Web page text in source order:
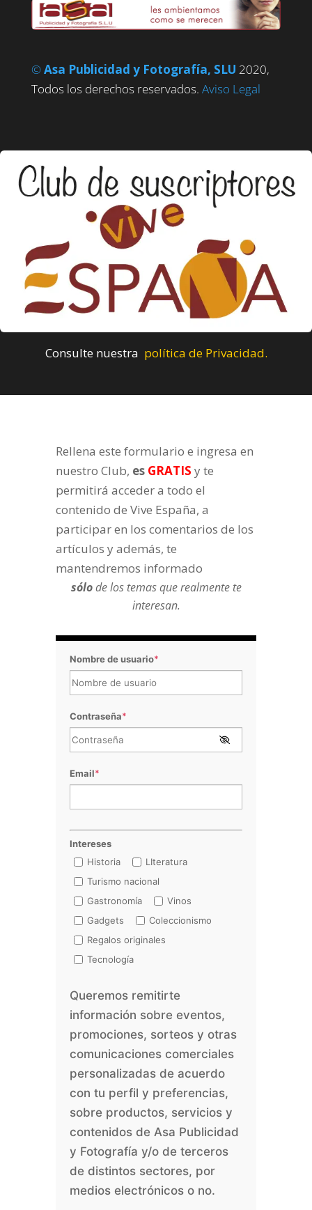
©Asa Publicidad y Fotografía, SLU 2020,
Todos los derechos reservados. Aviso Legal
Consulte nuestra política de Privacidad.
Rellena este formulario e ingresa en
nuestro Club, es GRATIS y te
permitirá acceder a todo el
contenido de Vive España, a
participar en los comentarios de los
artículos y además, te
mantendremos informado
sólode los temas que realmente te
interesan.
Nombre de usuario*
Contraseña*
Email*
Intereses
Historia
LIteratura
Turismo nacional
Gastronomía
Vinos
Gadgets
Coleccionismo
Regalos originales
Tecnología
Queremos remitirte
información sobre eventos,
promociones, sorteos y otras
comunicaciones comerciales
personalizadas de acuerdo
con tu perfil y preferencias,
sobre productos, servicios y
contenidos de Asa Publicidad
y Fotografía y/o de terceros
de distintos sectores, por
medios electrónicos o no.